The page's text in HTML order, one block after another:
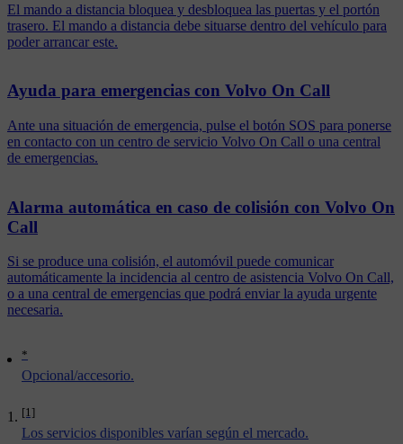
*
Opcional/accesorio.
[1]
Los servicios disponibles varían según el mercado.
El mando a distancia bloquea y desbloquea las puertas y el portón
trasero. El mando a distancia debe situarse dentro del vehículo para
poder arrancar este.
Ayuda para emergencias con Volvo On Call
Ante una situación de emergencia, pulse el botón SOS para ponerse
en contacto con un centro de servicio Volvo On Call o una central
de emergencias.
Alarma automática en caso de colisión con Volvo On
Call
Si se produce una colisión, el automóvil puede comunicar
automáticamente la incidencia al centro de asistencia Volvo On Call,
o a una central de emergencias que podrá enviar la ayuda urgente
necesaria.